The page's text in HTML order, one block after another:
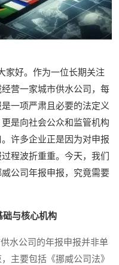
好。作为一位长期关注
营一家城市供水公司，每
一项严肃且必要的法定义
是向社会公众和监管机构
许多企业正是因为对申报
程波折重重。今天，我们
公司年报申报，究竟需要
础与核心机构
水公司的年报申报并非单
主要包括《挪威公司法》